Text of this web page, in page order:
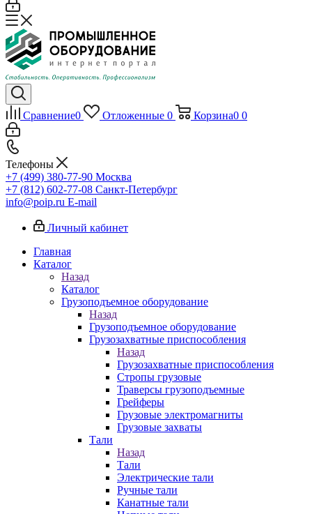
Сравнение0 Отложенные 0 Корзина0 0
Телефоны
+7 (499) 380-77-90 Москва
+7 (812) 602-77-08 Санкт-Петербург
info@poip.ru E-mail
Личный кабинет
Главная
Каталог
Назад
Каталог
Грузоподъемное оборудование
Назад
Грузоподъемное оборудование
Грузозахватные приспособления
Назад
Грузозахватные приспособления
Стропы грузовые
Траверсы грузоподъемные
Грейферы
Грузовые электромагниты
Грузовые захваты
Тали
Назад
Тали
Электрические тали
Ручные тали
Канатные тали